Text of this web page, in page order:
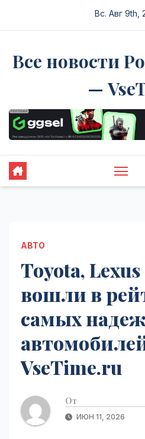
Вс. Авг 9th,
Все новости
—
АВТО
Toyota,
вошли в
самых
VseTime.ru
От
ИЮН 11, 2026